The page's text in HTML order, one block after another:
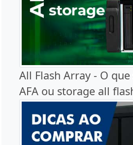
All Flash Array - O
AFA ou storage all